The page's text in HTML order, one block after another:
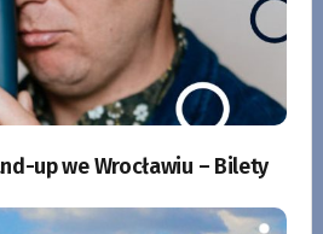
up we Wrocławiu – Bilety